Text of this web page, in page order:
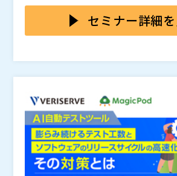
実施状況の可視化ができず、状況把握
一元管理ができておらず、取りまとめ
がばらばらで、状況が分かりにくい
状況がつかめず、臨機応変な対応が取
ポイントになります。
テスト管理者やテストマネージャーに
させてしまわないこと。 テスト管理
動化ソリューションを連携し導入す
進捗や品質を可視化できるようになる
理工数の削減にもつながります。 ま
再利用が容易になることで、ソフトウ
も可能になります。 本セミナーでは
発のスピードと品質の向上を両立す
株式会社ベリサーブ（）
会社（） ※共催、協賛、協力、講演企
加、削除される可能性があります。
セミナー詳細